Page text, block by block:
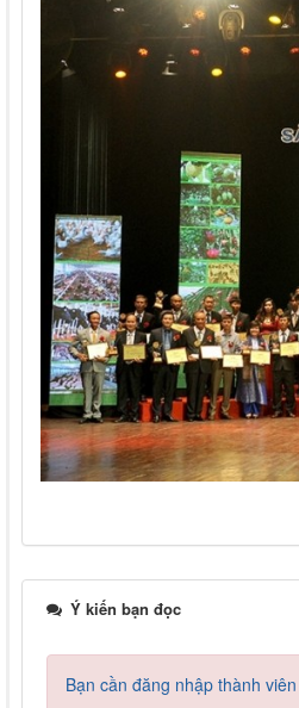
Ý kiến bạn đọc
Bạn cần đăng nhập thành